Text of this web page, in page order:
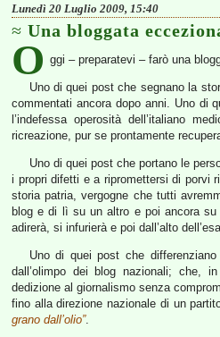
Lunedì 20 Luglio 2009, 15:40
Una bloggata
O ggi – preparatevi – farò una
Uno di quei post che segnano la
commentati ancora dopo anni. Uno di
l’indefessa operosità dell’italiano
ricreazione, pur se prontamente
Uno di quei post che portano le
i propri difetti e a ripromettersi di porvi
storia patria, vergogne che tutti
blog e di lì su un altro e poi ancora
adirerà, si infurierà e poi dall’alto
Uno di quei post che
dall’olimpo dei blog nazionali; che,
dedizione al giornalismo senza
fino alla direzione nazionale di un
grano dall’olio”.